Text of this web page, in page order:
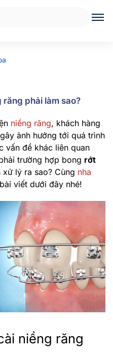
răng phải làm sao?
niềng răng, khách hàng
ảnh hưởng tới quá trình
vấn đề khác liên quan
trường hợp bong rớt
xử lý ra sao? Cùng nha
viết dưới đây nhé!
niềng răng